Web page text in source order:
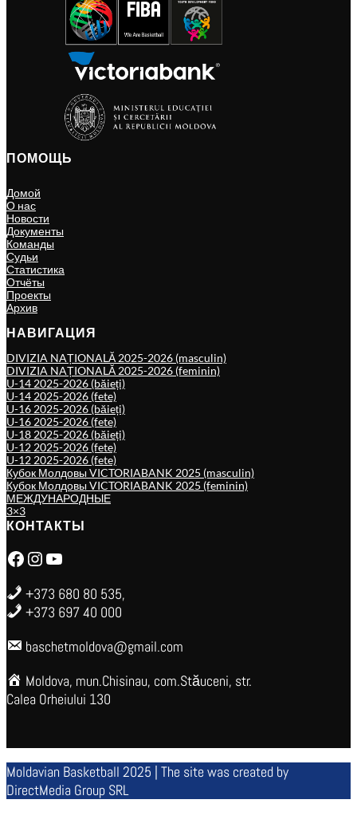
ПОМОЩЬ
Домой
О нас
Новости
Документы
Команды
Судьи
Статистика
Отчёты
Проекты
Архив
НАВИГАЦИЯ
DIVIZIA NAȚIONALĂ 2025-2026 (masculin)
DIVIZIA NAȚIONALĂ 2025-2026 (feminin)
U-14 2025-2026 (băieți)
U-14 2025-2026 (fete)
U-16 2025-2026 (băieți)
U-16 2025-2026 (fete)
U-18 2025-2026 (băieți)
U-12 2025-2026 (fete)
U-12 2025-2026 (fete)
Кубок Молдовы VICTORIABANK 2025 (masculin)
Кубок Молдовы VICTORIABANK 2025 (feminin)
МЕЖДУНАРОДНЫЕ
3×3
КОНТАКТЫ
Facebook Instagram YouTube
+373 680 80 535,
+373 697 40 000
baschetmoldova@gmail.com
Moldova, mun.Chisinau, com.Stăuceni, str.
Calea Orheiului 130
Moldavian Basketball 2025 | The site was created by
DirectMedia Group SRL